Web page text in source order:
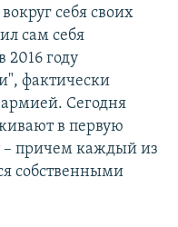
себя своих
сам себя
2016 году
фактически
Сегодня
в первую
– причем каждый из
собственными